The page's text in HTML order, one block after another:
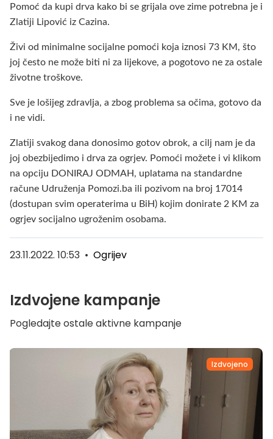
Pomoć da kupi drva kako bi se grijala ove zime potrebna je i
Zlatiji Lipović iz Cazina.
Živi od minimalne socijalne pomoći koja iznosi 73 KM, što
joj često ne može biti ni za lijekove, a pogotovo ne za ostale
životne troškove.
Sve je lošijeg zdravlja, a zbog problema sa očima, gotovo da
i ne vidi.
Zlatiji svakog dana donosimo gotov obrok, a cilj nam je da
joj obezbijedimo i drva za ogrjev. Pomoći možete i vi klikom
na opciju DONIRAJ ODMAH, uplatama na standardne
račune Udruženja Pomozi.ba ili pozivom na broj 17014
(dostupan svim operaterima u BiH) kojim donirate 2 KM za
ogrjev socijalno ugroženim osobama.
23.11.2022. 10:53 • Ogrijev
Izdvojene kampanje
Pogledajte ostale aktivne kampanje
Izdvojeno